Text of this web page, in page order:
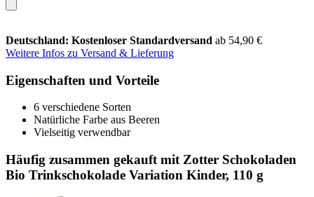
Deutschland: Kostenloser Standardversand ab 54,90 €
Weitere Infos zu Versand & Lieferung
Eigenschaften und Vorteile
6 verschiedene Sorten
Natürliche Farbe aus Beeren
Vielseitig verwendbar
Häufig zusammen gekauft mit Zotter Schokoladen
Bio Trinkschokolade Variation Kinder, 110 g